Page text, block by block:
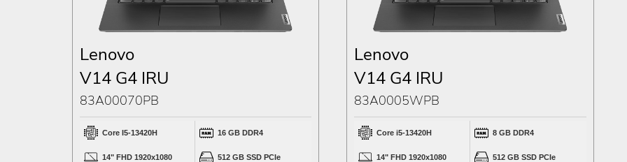
Lenovo
V14 G4 IRU
83A00070PB
Core I5-13420H 16 GB DDR4
14" FHD 1920x1080 512 GB SSD PCIe
Lenovo
V14 G4 IRU
83A0005WPB
Core i5-13420H 8 GB DDR4
14" FHD 1920x1080 512 GB SSD PCIe